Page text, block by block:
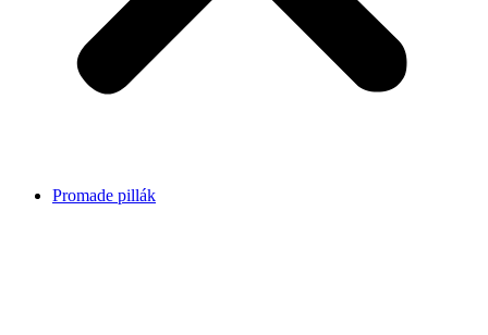
Promade pillák